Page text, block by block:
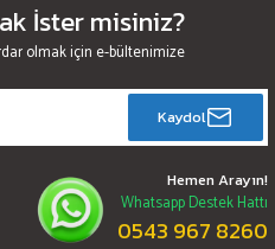
İster misiniz?
olmak için e-bültenimize
Kaydol
Hemen Arayın!
Whatsapp Destek Hattı
0543 967 8260